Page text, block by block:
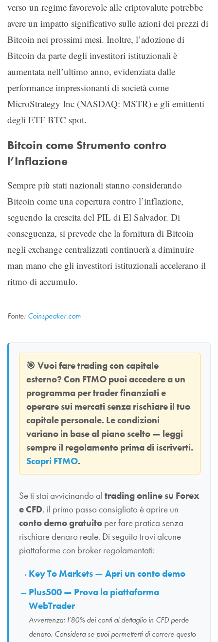
verso un regime favorevole alle criptovalute potrebbe
avere un impatto significativo sulle azioni dei prezzi di
Bitcoin nei prossimi mesi. Inoltre, l’adozione di
Bitcoin da parte degli investitori istituzionali è
aumentata nell’ultimo anno, evidenziata dalle
performance impressionanti di società come
MicroStrategy Inc (NASDAQ: MSTR) e gli emittenti
degli ETF BTC spot.
Bitcoin come Strumento contro
l’Inflazione
Sempre più stati nazionali stanno considerando
Bitcoin come una copertura contro l’inflazione,
seguendo la crescita del PIL di El Salvador. Di
conseguenza, si prevede che la fornitura di Bitcoin
negli exchange centralizzati continuerà a diminuire
man mano che gli investitori istituzionali accelerano il
ritmo di accumulo.
Fonte: Coinspeaker.com
🎯 Vuoi fare trading con capitale
esterno? Con FTMO puoi accedere a un
programma per trader finanziati e
operare sui mercati senza rischiare il tuo
capitale personale. Le condizioni
variano in base al piano scelto — leggi
sempre il regolamento prima di iscriverti.
Scopri FTMO.
Se ti stai avvicinando al trading online su Forex
e CFD, il primo passo consigliato è aprire un
conto demo gratuito per fare pratica senza
rischiare denaro reale. Di seguito trovi alcune
piattaforme con broker regolamentati:
Key To Markets — Apri un conto demo
Plus500 — Prova la piattaforma
WebTrader
Avvertenza: l’80% dei conti al dettaglio in CFD perde
denaro. Considera se puoi permetterti di correre questo